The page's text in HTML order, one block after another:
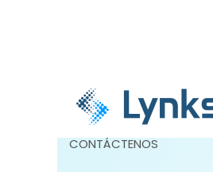
CONTÁCTENOS